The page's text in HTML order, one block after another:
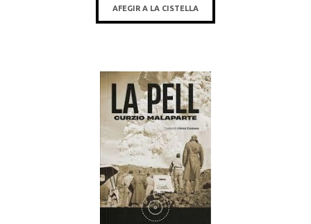
AFEGIR A LA CISTELLA